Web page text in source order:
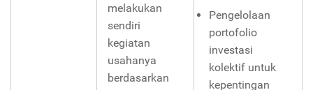
melakukan
sendiri
kegiatan
usahanya
berdasarkan
Pengelolaan
portofolio
investasi
kolektif untuk
kepentingan